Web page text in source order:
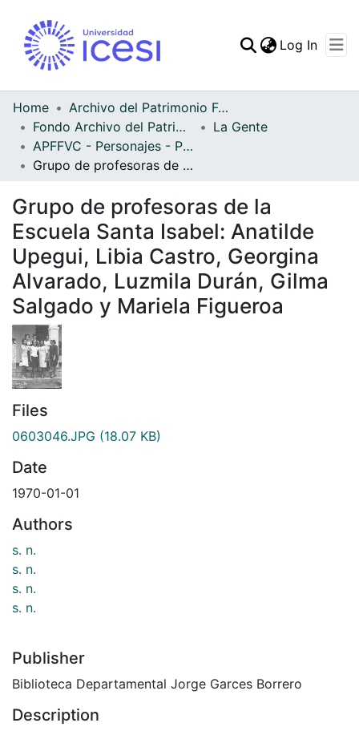
Statistics
Log In
Home
Archivo del Patrimonio Fotográfico y Fílmico del Valle del Cauca
Fondo Archivo del Patrimonio Fotográfico y Fílmico del Valle del Cauca
La Gente
APFFVC - Personajes - Patrimonial
Grupo de profesoras de la Escuela Santa Isabel: Anatilde Upegui, Libia Castro, Georgina Alvarado, Luzmila Durán, Gilma Salgado y Mariela Figueroa
Grupo de profesoras de la
Escuela Santa Isabel: Anatilde
Upegui, Libia Castro, Georgina
Alvarado, Luzmila Durán, Gilma
Salgado y Mariela Figueroa
Files
0603046.JPG (18.07 KB)
Date
1970-01-01
Authors
s. n.
s. n.
s. n.
s. n.
Publisher
Biblioteca Departamental Jorge Garces Borrero
Description